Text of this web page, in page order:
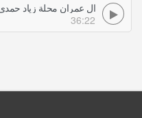
ال عمران محلة زياد
36:22